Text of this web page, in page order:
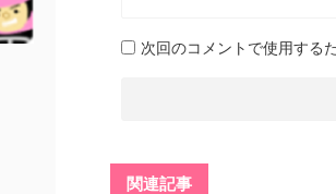
次回のコメントで使用する
関連記事